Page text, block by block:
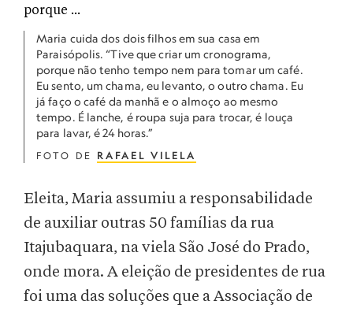
Maria cuida dos dois filhos em sua casa em
Paraisópolis. “Tive que criar um cronograma,
porque não tenho tempo nem para tomar um café.
Eu sento, um chama, eu levanto, o outro chama. Eu
já faço o café da manhã e o almoço ao mesmo
tempo. É lanche, é roupa suja para trocar, é louça
para lavar, é 24 horas.”
FOTO DE RAFAEL VILELA
Eleita, Maria assumiu a responsabilidade
de auxiliar outras 50 famílias da rua
Itajubaquara, na viela São José do Prado,
onde mora. A eleição de presidentes de rua
foi uma das soluções que a Associação de